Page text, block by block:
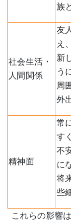
族
社会生活・
人間関係
友
え
新
う
周
外
精神面
常
す
不
に
将
些
これらの影響